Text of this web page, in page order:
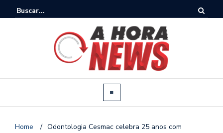
Home / Odontologia Cesmac celebra 25 anos com